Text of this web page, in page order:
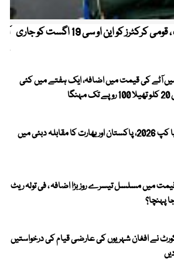
کیریبین پریمیئر لیگ ، قومی کرکٹرز کو این او سی 19 اگست کو جاری
آٹے کی قیمت میں اضافہ، ایک ہفتے میں کئی
ویمنز ایشیا کپ 2026، پاکستان اور بھارت کا مقابلہ دبئی میں
میں مسلسل تیسرے روز بڑا اضافہ ، فی تولہ ریٹ
پہنچا؟
نے افغان شہریوں کی عارضی قیام کی درخواستیں